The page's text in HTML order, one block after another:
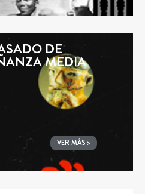
DE
MEDIA
VER MÁS >